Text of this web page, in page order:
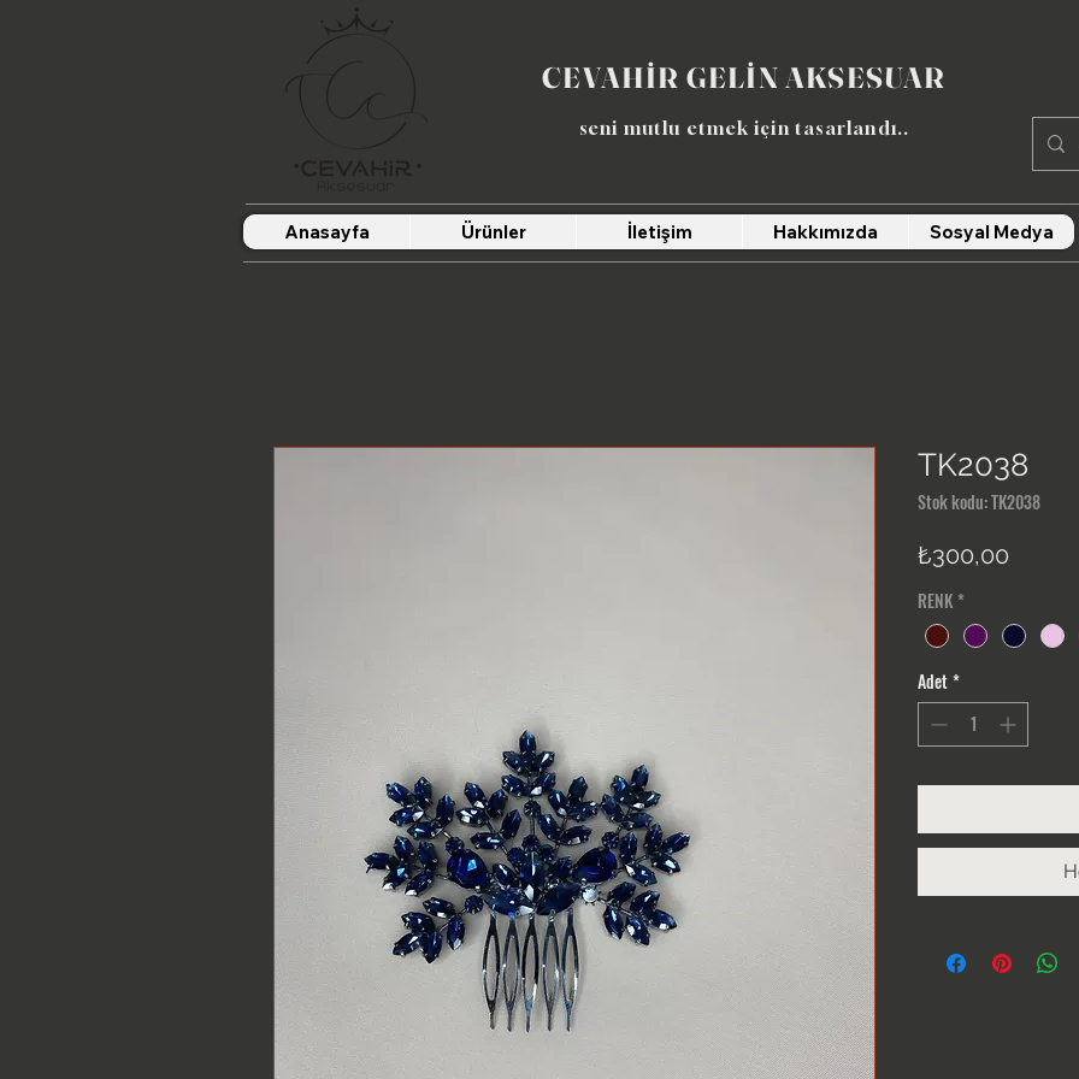
CEVAHİR GELİN AKSESUAR
seni mutlu etmek için tasarlandı​..
Anasayfa Ürünler İletişim Hakkımızda Sosyal Medya
TK2038
Stok kodu: TK2038
₺300,00
RENK *
Adet*